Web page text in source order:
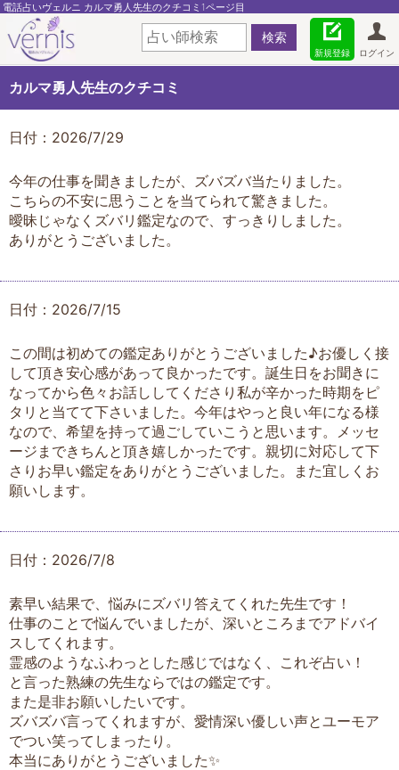
電話占いヴェルニ カルマ勇人先生のクチコミ1ページ目
ログイン
新規登録
カルマ勇人先生のクチコミ
日付：2026/7/29
今年の仕事を聞きましたが、ズバズバ当たりました。
こちらの不安に思うことを当てられて驚きました。
曖昧じゃなくズバリ鑑定なので、すっきりしました。
ありがとうございました。
日付：2026/7/15
この間は初めての鑑定ありがとうございました♪お優しく接
して頂き安心感があって良かったです。誕生日をお聞きに
なってから色々お話ししてくださり私が辛かった時期をピ
タリと当てて下さいました。今年はやっと良い年になる様
なので、希望を持って過ごしていこうと思います。メッセ
ージまできちんと頂き嬉しかったです。親切に対応して下
さりお早い鑑定をありがとうございました。また宜しくお
願いします。
日付：2026/7/8
素早い結果で、悩みにズバリ答えてくれた先生です！
仕事のことで悩んでいましたが、深いところまでアドバイ
スしてくれます。
霊感のようなふわっとした感じではなく、これぞ占い！
と言った熟練の先生ならではの鑑定です。
また是非お願いしたいです。
ズバズバ言ってくれますが、愛情深い優しい声とユーモア
でつい笑ってしまったり。
本当にありがとうございました✨